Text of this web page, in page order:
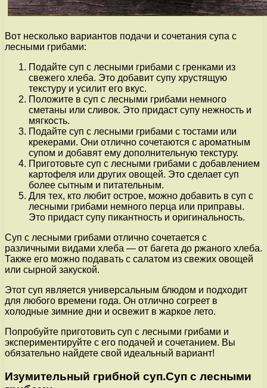
Вот несколько вариантов подачи и сочетания супа с
лесными грибами:
Подайте суп с лесными грибами с гренками из
свежего хлеба. Это добавит супу хрустящую
текстуру и усилит его вкус.
Положите в суп с лесными грибами немного
сметаны или сливок. Это придаст супу нежность и
мягкость.
Подайте суп с лесными грибами с тостами или
крекерами. Они отлично сочетаются с ароматным
супом и добавят ему дополнительную текстуру.
Приготовьте суп с лесными грибами с добавлением
картофеля или других овощей. Это сделает суп
более сытным и питательным.
Для тех, кто любит острое, можно добавить в суп с
лесными грибами немного перца или приправы.
Это придаст супу пикантность и оригинальность.
Суп с лесными грибами отлично сочетается с
различными видами хлеба — от багета до ржаного хлеба.
Также его можно подавать с салатом из свежих овощей
или сырной закуской.
Этот суп является универсальным блюдом и подходит
для любого времени года. Он отлично согреет в
холодные зимние дни и освежит в жаркое лето.
Попробуйте приготовить суп с лесными грибами и
экспериментируйте с его подачей и сочетанием. Вы
обязательно найдете свой идеальный вариант!
Изумительный грибной суп.Суп с лесными